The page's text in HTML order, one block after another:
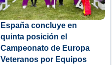
España concluye en
quinta posición el
Campeonato de Europa
Veteranos por Equipos